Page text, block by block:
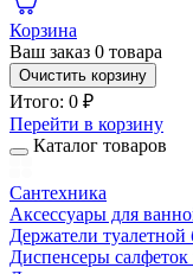
Корзина
Ваш заказ 0 товара
Очистить корзину
Итого: 0 ₽
Перейти в корзину
Каталог товаров
Сантехника
Аксессуары для
Держатели туалетной
Диспенсеры